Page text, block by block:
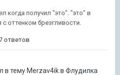
когда получил "это". "это" в
оттенком брезгливости.
ответов
в тему Merzav4ik в Флудилка